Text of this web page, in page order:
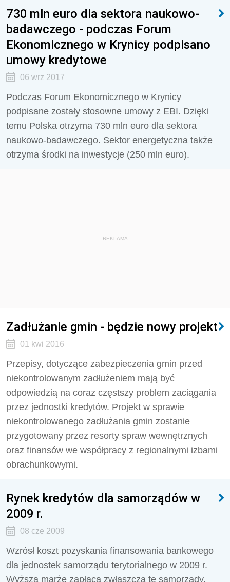
730 mln euro dla sektora naukowo-
badawczego - podczas Forum
Ekonomicznego w Krynicy podpisano
umowy kredytowe
06 wrz 2017
Podczas Forum Ekonomicznego w Krynicy
podpisane zostały stosowne umowy z EBI. Dzięki
temu Polska otrzyma 730 mln euro dla sektora
naukowo-badawczego. Sektor energetyczna także
otrzyma środki na inwestycje (250 mln euro).
REKLAMA
Zadłużanie gmin - będzie nowy projekt
01 kwi 2016
Przepisy, dotyczące zabezpieczenia gmin przed
niekontrolowanym zadłużeniem mają być
odpowiedzią na coraz częstszy problem zaciągania
przez jednostki kredytów. Projekt w sprawie
niekontrolowanego zadłużania gmin zostanie
przygotowany przez resorty spraw wewnętrznych
oraz finansów we współpracy z regionalnymi izbami
obrachunkowymi.
Rynek kredytów dla samorządów w
2009 r.
08 cze 2009
Wzrósł koszt pozyskania finansowania bankowego
dla jednostek samorządu terytorialnego w 2009 r.
Wyższą marżę zapłacą zwłaszcza te samorządy,